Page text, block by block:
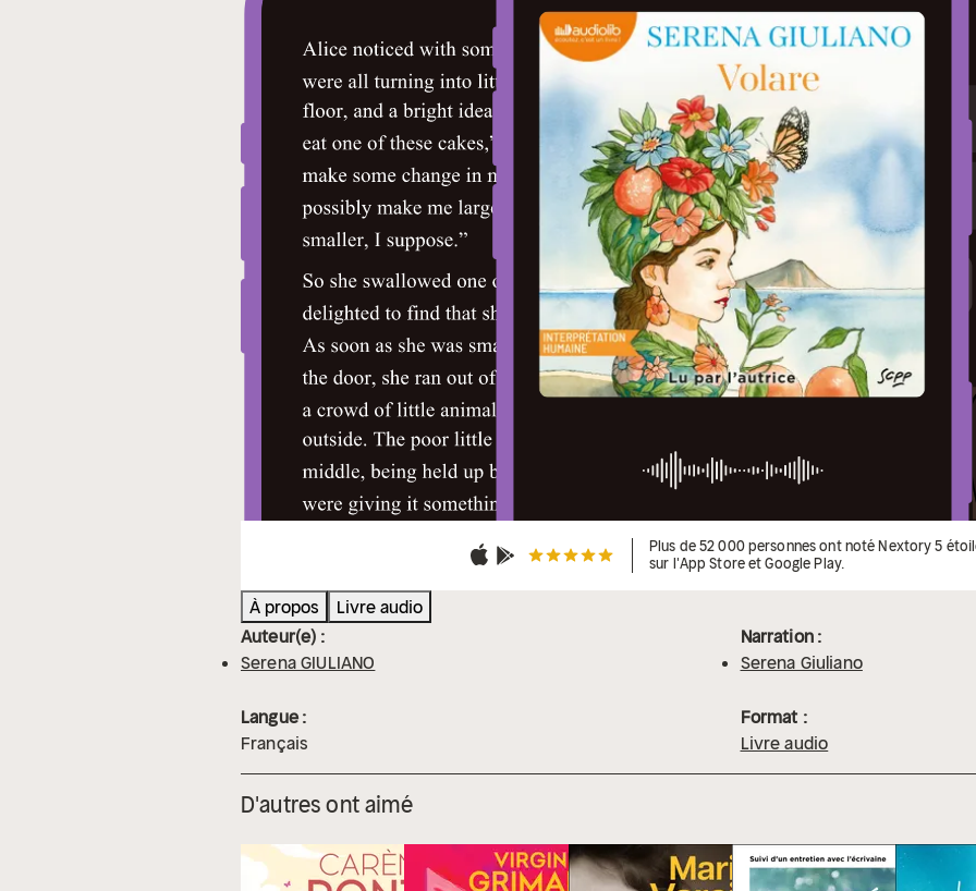
Plus de 52 000 personnes ont noté Nextory 5
sur l'App Store et Google Play.
À propos
Livre audio
Auteur(e) :
Serena GIULIANO
Narration :
Serena Giuliano
Langue :
Français
Format :
Livre audio
D'autres ont aimé